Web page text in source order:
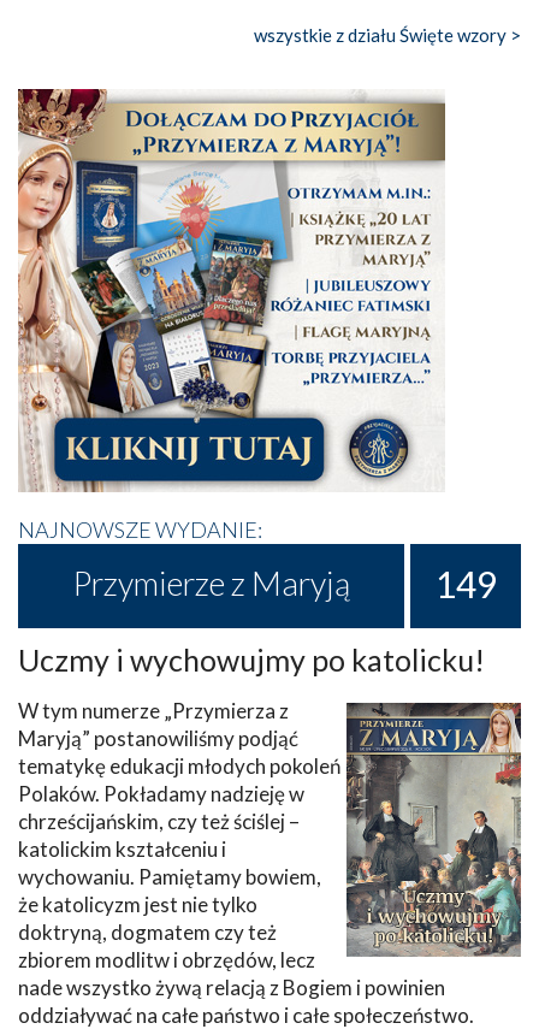
wszystkie z działu Święte wzory >
NAJNOWSZE WYDANIE:
Przymierze z Maryją 149
Uczmy i wychowujmy po katolicku!
W tym numerze „Przymierza z
Maryją” postanowiliśmy podjąć
tematykę edukacji młodych pokoleń
Polaków. Pokładamy nadzieję w
chrześcijańskim, czy też ściślej –
katolickim kształceniu i
wychowaniu. Pamiętamy bowiem,
że katolicyzm jest nie tylko
doktryną, dogmatem czy też
zbiorem modlitw i obrzędów, lecz
nade wszystko żywą relacją z Bogiem i powinien
oddziaływać na całe państwo i całe społeczeństwo.